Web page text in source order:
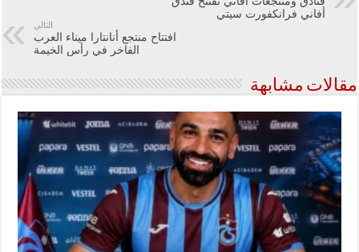
أفاني فرانكفورت سيتي
التالي
افتتاح منتجع أنانتارا ميناء العرب
الفاخر في رأس الخيمة
مقالات مشابهة